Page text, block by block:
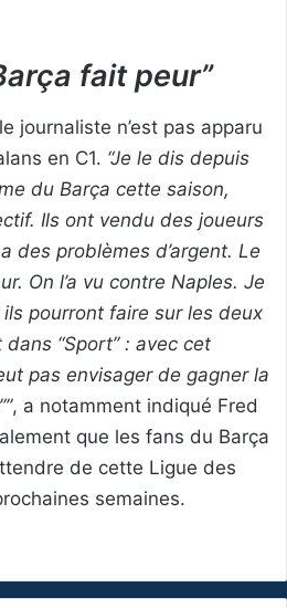
fait peur”
journaliste n’est pas apparu
en C1. “Je le dis depuis
du Barça cette saison,
Ils ont vendu des joueurs
des problèmes d’argent. Le
On l’a vu contre Naples. Je
pourront faire sur les deux
“Sport” : avec cet
pas envisager de gagner la
, a notamment indiqué Fred
que les fans du Barça
de cette Ligue des
semaines.